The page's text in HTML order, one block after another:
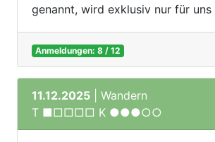
genannt, wird exklusiv nur für
Anmeldungen: 8 / 12
11.12.2025 | Wandern
T ■□□□□ K ●●●○○